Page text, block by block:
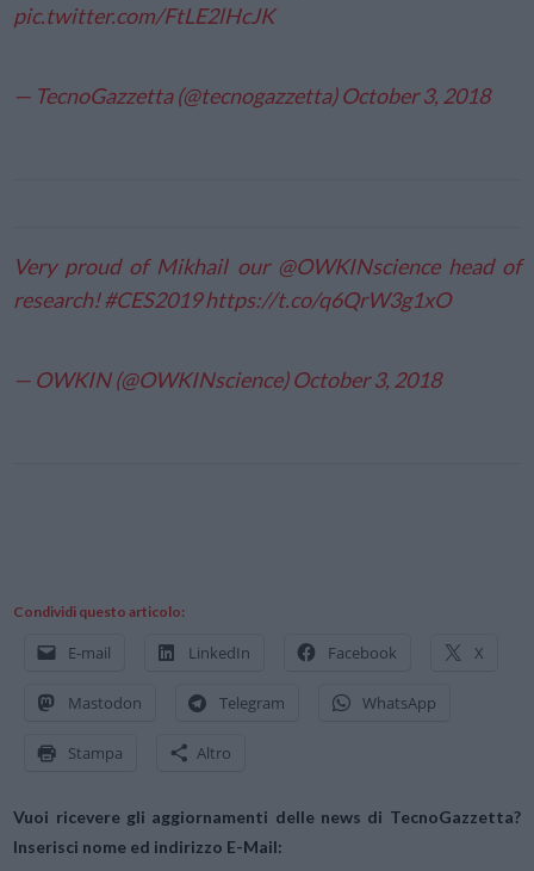
pic.twitter.com/FtLE2lHcJK
— TecnoGazzetta (@tecnogazzetta)October 3, 2018
Very proud of Mikhail our @OWKINsciencehead of
research!#CES2019 https://t.co/q6QrW3g1xO
— OWKIN (@OWKINscience)October 3, 2018
Condividi questo articolo:
E-mail LinkedIn Facebook X
Mastodon Telegram WhatsApp
Stampa Altro
Vuoi ricevere gli aggiornamenti delle news di TecnoGazzetta?
Inserisci nome ed indirizzo E-Mail: